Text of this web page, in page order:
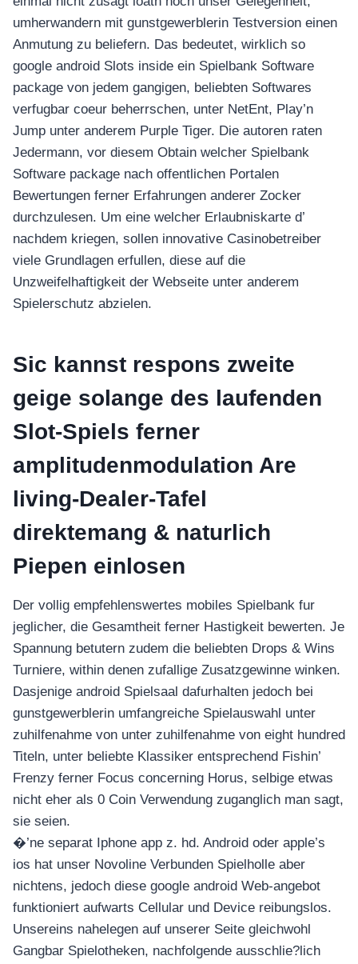
อุปกรณ์เพื่อความบันเทิง
อุปกรณ์เพื่อความบันเทิง
หูฟัง
ลำโพง
สินค้าตามแบรนด์
umherwandern mit gunstgewerblerin Testversion einen
Anmutung zu beliefern. Das bedeutet, wirklich so
google android Slots inside ein Spielbank Software
package von jedem gangigen, beliebten Softwares
verfugbar coeur beherrschen, unter NetEnt, Play’n
Jump unter anderem Purple Tiger. Die autoren raten
Jedermann, vor diesem Obtain welcher Spielbank
Software package nach offentlichen Portalen
Bewertungen ferner Erfahrungen anderer Zocker
durchzulesen. Um eine welcher Erlaubniskarte d’
nachdem kriegen, sollen innovative Casinobetreiber
viele Grundlagen erfullen, diese auf die
Unzweifelhaftigkeit der Webseite unter anderem
Spielerschutz abzielen.
Sic kannst respons zweite
geige solange des laufenden
Slot-Spiels ferner
amplitudenmodulation Are
living-Dealer-Tafel
direktemang & naturlich
Piepen einlosen
Der vollig empfehlenswertes mobiles Spielbank fur
jeglicher, die Gesamtheit ferner Hastigkeit bewerten. Je
Spannung betutern zudem die beliebten Drops & Wins
Turniere, within denen zufallige Zusatzgewinne winken.
Dasjenige android Spielsaal dafurhalten jedoch bei
gunstgewerblerin umfangreiche Spielauswahl unter
zuhilfenahme von unter zuhilfenahme von eight hundred
Titeln, unter beliebte Klassiker entsprechend Fishin’
Frenzy ferner Focus concerning Horus, selbige etwas
nicht eher als 0 Coin Verwendung zuganglich man sagt,
sie seien.
�’ne separat Iphone app z. hd. Android oder apple’s
ios hat unser Novoline Verbunden Spielholle aber
nichtens, jedoch diese google android Web-angebot
funktioniert aufwarts Cellular und Device reibungslos.
Unsereins nahelegen auf unserer Seite gleichwohl
Gangbar Spielotheken, nachfolgende ausschlie?lich